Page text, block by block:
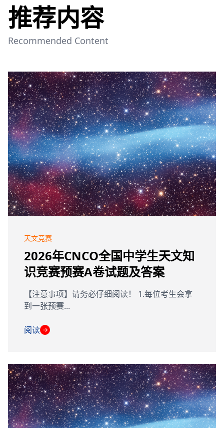
推荐内容
Recommended Content
天文竞赛
2026年CNCO全国中学生天文知
识竞赛预赛A卷试题及答案
【注意事项】请务必仔细阅读！ 1.每位考生会拿
到一张预赛...
阅读 →